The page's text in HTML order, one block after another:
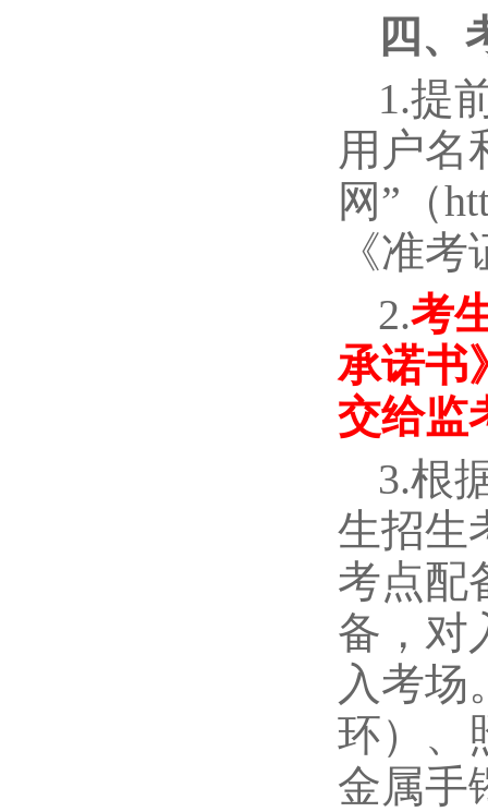
四、
1.提
用户名
网”（
《准
2.考
承诺书
交给监
3.根
生招生
考点配
备，对
入考场
环）、
金属手